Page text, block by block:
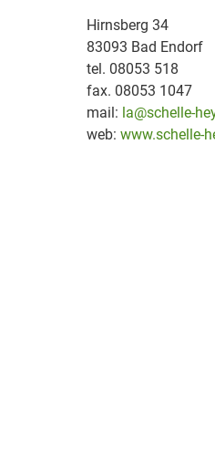
Hirnsberg 34
83093 Bad Endorf
tel. 08053 518
fax. 08053 1047
mail: la@schelle-
web: www.schelle-